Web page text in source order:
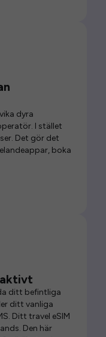
dyra
I stället
Det gör det
boka
ditt befintliga
ditt vanliga
Ditt travel eSIM
Den här